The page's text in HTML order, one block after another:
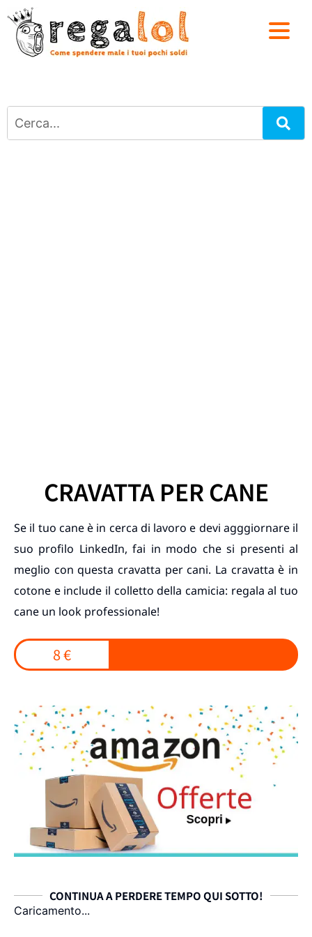
CRAVATTA PER CANE
Se il tuo cane è in cerca di lavoro e devi agggiornare il
suo profilo LinkedIn, fai in modo che si presenti al
meglio con questa cravatta per cani. La cravatta è in
cotone e include il colletto della camicia: regala al tuo
cane un look professionale!
8 €
CONTINUA A PERDERE TEMPO QUI SOTTO!
Caricamento...